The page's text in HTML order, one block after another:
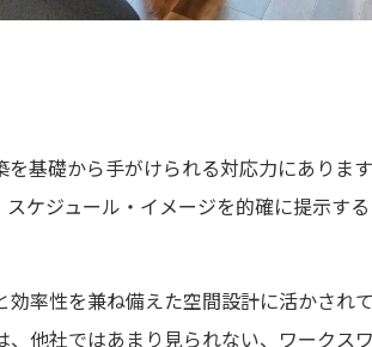
基礎から手がけられる対応力にありま
ケジュール・イメージを的確に提示する
率性を兼ね備えた空間設計に活かされ
他社ではあまり見られない、ワークス